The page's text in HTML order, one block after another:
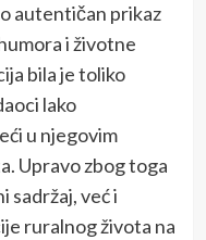
autentičan prikaz
i životne
bila je toliko
lako
u njegovim
Upravo zbog toga
sadržaj, već i
ruralnog života na